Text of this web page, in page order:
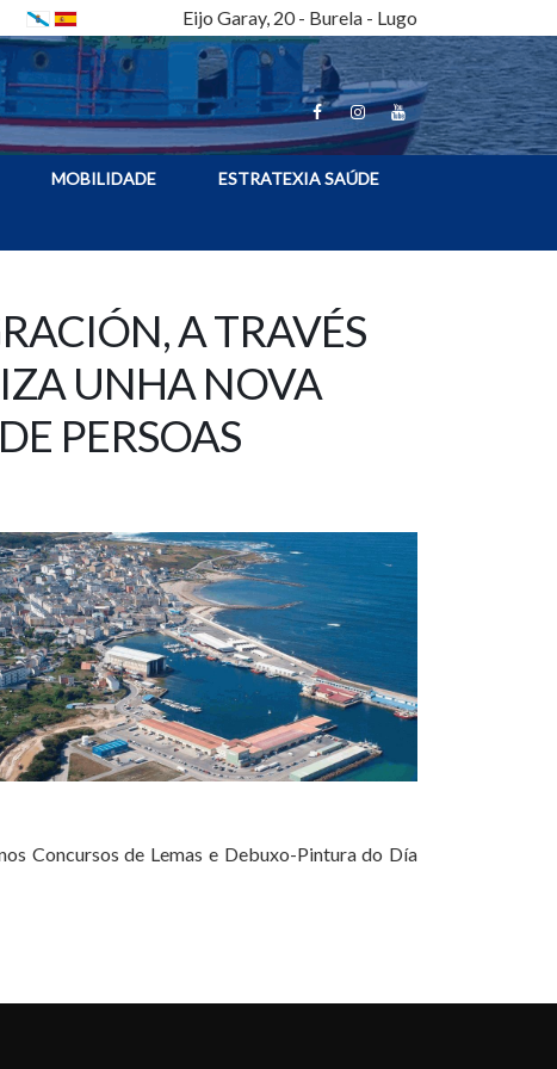
Eijo Garay, 20 - Burela - Lugo
MOBILIDADE ESTRATEXIA SAÚDE
A TRAVÉS
UNHA NOVA
PERSOAS
Concursos de Lemas e Debuxo-Pintura do Día